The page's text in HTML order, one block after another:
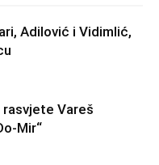
Adilović i Vidimlić,
rasvjete Vareš
Mir“